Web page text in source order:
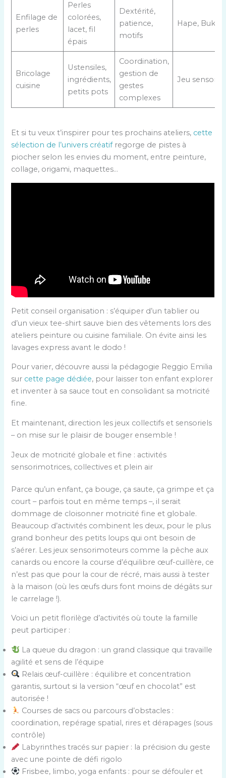
Enfilage de
perles
Perles
colorées,
lacet, fil
épais
Dextérité,
patience,
motifs
Hape, Buki
Bricolage
cuisine
Ustensiles,
ingrédients,
petits pots
Coordination,
gestion de
gestes
complexes
Jeu sensoriel
Et si tu veux t’inspirer pour tes prochains ateliers, cette
sélection de l’univers créatifregorge de pistes à
piocher selon les envies du moment, entre peinture,
collage, origami, maquettes…
Petit conseil organisation : s’équiper d’un tablier ou
d’un vieux tee-shirt sauve bien des vêtements lors des
ateliers peinture ou cuisine familiale. On évite ainsi les
lavages express avant le dodo !
Pour varier, découvre aussi la pédagogie Reggio Emilia
sur cette page dédiée, pour laisser ton enfant explorer
et inventer à sa sauce tout en consolidant sa motricité
fine.
Et maintenant, direction les jeux collectifs et sensoriels
– on mise sur le plaisir de bouger ensemble !
Jeux de motricité globale et fine : activités
sensorimotrices, collectives et plein air
Parce qu’un enfant, ça bouge, ça saute, ça grimpe et ça
court – parfois tout en même temps –, il serait
dommage de cloisonner motricité fine et globale.
Beaucoup d’activités combinent les deux, pour le plus
grand bonheur des petits loups qui ont besoin de
s’aérer. Les jeux sensorimoteurs comme la pêche aux
canards ou encore la course d’équilibre œuf-cuillère, ce
n’est pas que pour la cour de récré, mais aussi à tester
à la maison (où les œufs durs font moins de dégâts sur
le carrelage !).
Voici un petit florilège d’activités où toute la famille
peut participer :
La queue du dragon : un grand classique qui travaille
agilité et sens de l’équipe
Relais œuf-cuillère : équilibre et concentration
garantis, surtout si la version “œuf en chocolat” est
autorisée !
Courses de sacs ou parcours d’obstacles :
coordination, repérage spatial, rires et dérapages (sous
contrôle)
Labyrinthes tracés sur papier : la précision du geste
avec une pointe de défi rigolo
Frisbee, limbo, yoga enfants : pour se défouler et